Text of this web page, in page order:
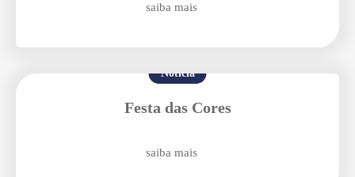
saiba mais
Notícia
Festa das Cores
saiba mais